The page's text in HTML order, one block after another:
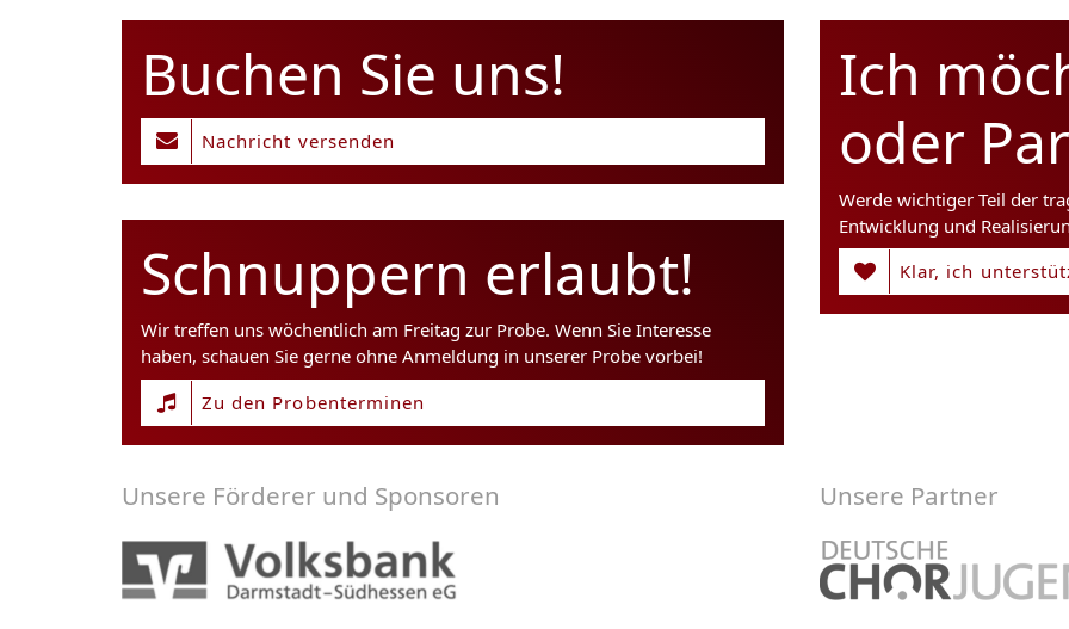
Buchen Sie uns!
Nachricht versenden
Schnuppern erlaubt!
Wir treffen uns wöchentlich am Freitag zur Probe. Wenn Sie Interesse
haben, schauen Sie gerne ohne Anmeldung in unserer Probe vorbei!
Zu den Probenterminen
Ich
oder
Werde wichtiger Teil der
Entwicklung und
Klar, ich
Unsere Förderer und Sponsoren Unsere Partner